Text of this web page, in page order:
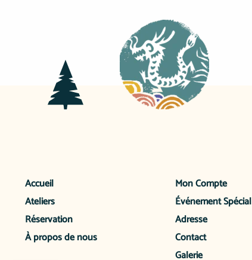
Accueil
Ateliers
Réservation
À propos de nous
Mon Compte
Événement Spécial
Adresse
Contact
Galerie